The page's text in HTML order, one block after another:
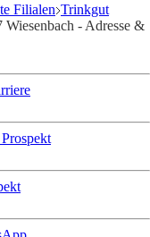
Filialen Trinkgut
- Adresse &